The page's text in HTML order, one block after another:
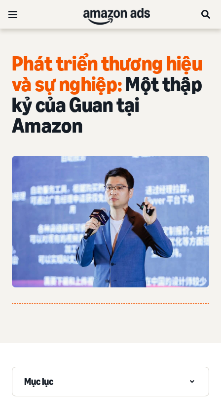
Phát triển thương hiệu
và sự nghiệp:Một thập
kỷ của Guan tại
Amazon
Mục lục